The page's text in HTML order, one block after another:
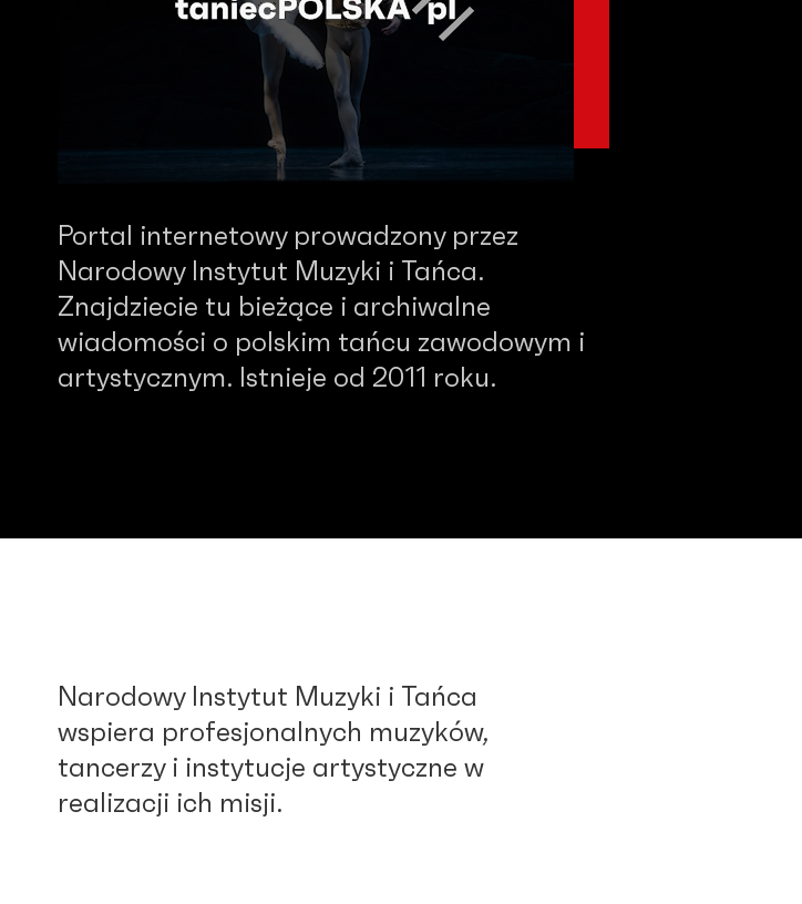
Portal internetowy prowadzony przez
Narodowy Instytut Muzyki i Tańca.
Znajdziecie tu bieżące i archiwalne
wiadomości o polskim tańcu zawodowym i
artystycznym. Istnieje od 2011 roku.
Narodowy Instytut Muzyki i Tańca
wspiera profesjonalnych muzyków,
tancerzy i instytucje artystyczne w
realizacji ich misji.